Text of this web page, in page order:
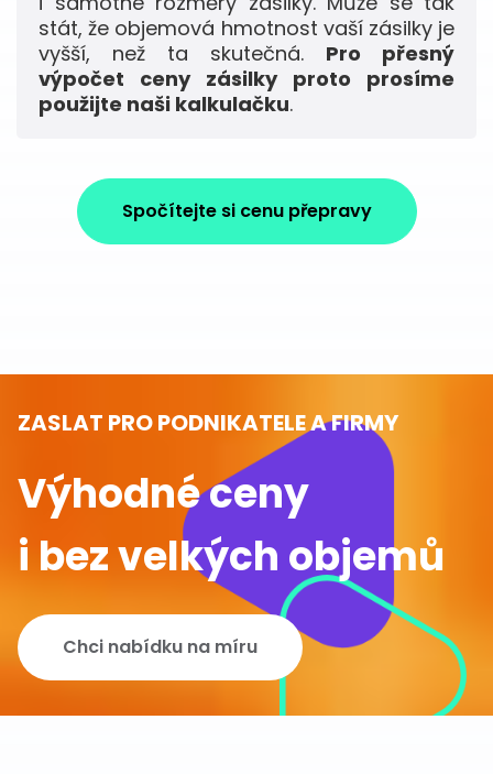
stát, že objemová hmotnost vaší zásilky je
vyšší, než ta skutečná. Pro přesný
výpočet ceny zásilky proto prosíme
použijte naši kalkulačku.
Spočítejte si cenu přepravy
ZASLAT PRO PODNIKATELE A FIRMY
Výhodné ceny
i bez velkých objemů
Chci nabídku na míru